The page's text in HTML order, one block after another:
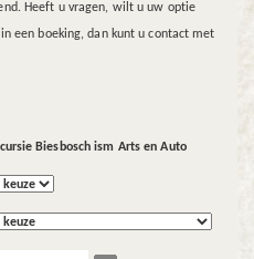
Heeft u vragen, wilt u uw optie
een boeking, dan kunt u contact met
Biesbosch ism Arts en Auto